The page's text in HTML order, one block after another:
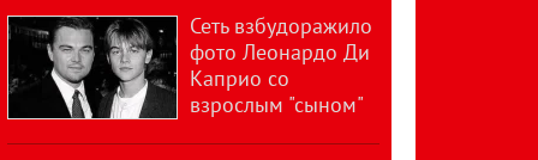
Сеть взбудоражило
фото Леонардо Ди
Каприо со
взрослым "сыном"